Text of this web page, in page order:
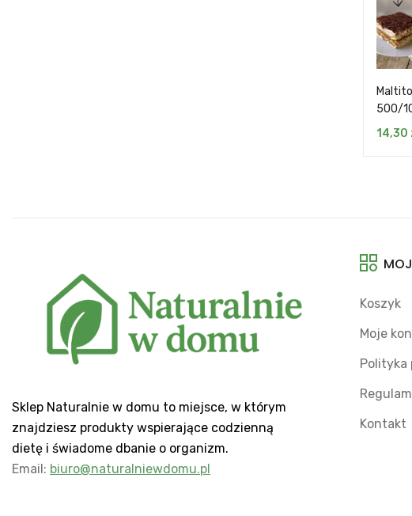
500/
14,30
Sklep Naturalnie w domu to miejsce, w którym
znajdziesz produkty wspierające codzienną
dietę i świadome dbanie o organizm.
Email: biuro@naturalniewdomu.pl
Koszyk
Moje
Polityka
Kontakt